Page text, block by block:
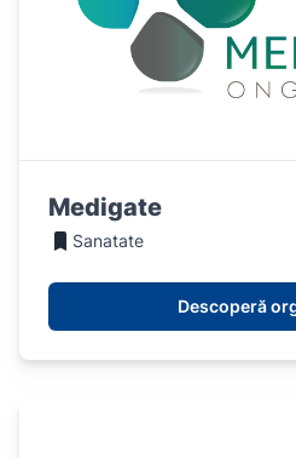
Medigate
Sanatate
Descoperă